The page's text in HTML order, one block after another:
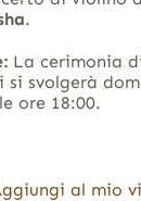
.
La cerimonia
svolgerà
ore 18:00.
al mio